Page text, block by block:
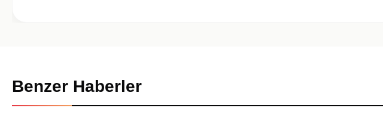
Benzer Haberler